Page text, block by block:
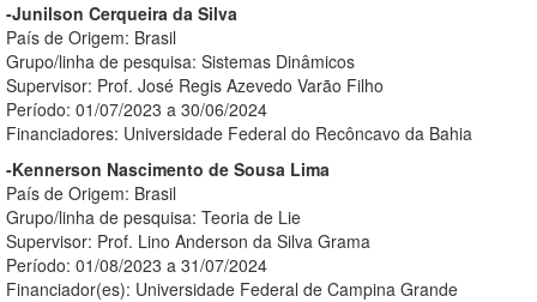
-Junilson Cerqueira da Silva
País de Origem: Brasil
Grupo/linha de pesquisa: Sistemas Dinâmicos
Supervisor: Prof. José Regis Azevedo Varão Filho
Período: 01/07/2023 a 30/06/2024
Financiadores: Universidade Federal do Recôncavo da Bahia
-Kennerson Nascimento de Sousa Lima
País de Origem: Brasil
Grupo/linha de pesquisa: Teoria de Lie
Supervisor: Prof. Lino Anderson da Silva Grama
Período: 01/08/2023 a 31/07/2024
Financiador(es): Universidade Federal de Campina Grande